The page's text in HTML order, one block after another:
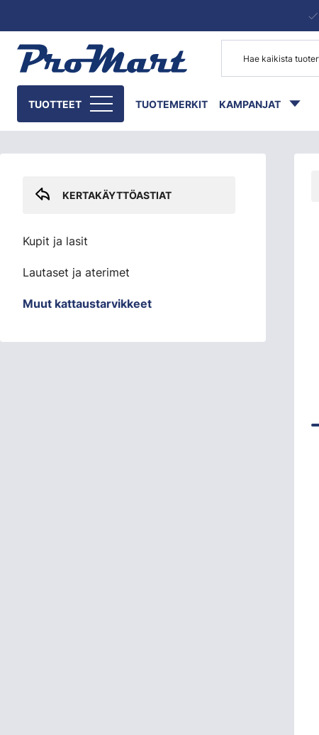
TUOTTEET TUOTEMERKIT KAMPANJAT
KERTAKÄYTTÖASTIAT
Kupit ja lasit
Lautaset ja aterimet
Muut kattaustarvikkeet